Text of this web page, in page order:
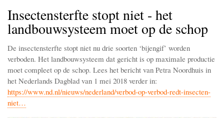
Insectensterfte stopt niet - het
landbouwsysteem moet op de schop
De insectensterfte stopt niet nu drie soorten ‘bijengif’ worden
verboden. Het landbouwsysteem dat gericht is op maximale productie
moet compleet op de schop. Lees het bericht van Petra Noordhuis in
het Nederlands Dagblad van 1 mei 2018 verder in:
https://www.nd.nl/nieuws/nederland/verbod-op-verbod-redt-insecten-
niet…